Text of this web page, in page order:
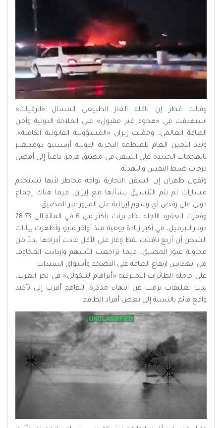
وقالت قطر إن ناقلة الغاز الطبيعي المسال «الرقيات»
استهدفت في «هجوم غير مقبول» على الملاحة الدولية وأمن
الطاقة العالمي، وحمّلت إيران «المسؤولية القانونية الكاملة».
وندد الأمين العام للمنظمة البحرية الدولية أرسينيو دومينغيز
بالهجمات الجديدة على السفن في مضيق هرمز، داعياً إلى أقصى
درجات ضبط النفس والتهدئة.
وتقول طهران إن السفن التجارية تواجه مخاطر لأنها تستخدم
مسارات لم يتم التنسيق بشأنها مع إيران، فيما هناك إجماع
دولي على رفض أي رسوم إيرانية على المرور عبر المضيق.
وقفزت العقود الآجلة لخام برنت بأكثر من 6 في المائة إلى 78.73
دولار للبرميل، في أكبر زيادة يومية منذ أواخر مايو وأظهرت بيانات
الشحن أن أربع ناقلات نفط وغاز على الأقل عادت أدراجها بدلاً من
محاولة عبور المضيق، فيما تراجعت الأسهم وازدادت المخاوف
من انعكاس ارتفاع الطاقة على التضخم وأسواق السندات.
على حاملة الطائرات الأميركية «أبراهام لينكولن» في بحر العرب،
بدت تعليقات ترمب عن انتهاء مذكرة التفاهم أقرب إلى تأكيد
واقع قائم بالنسبة إلى بعض أفراد الطاقم.